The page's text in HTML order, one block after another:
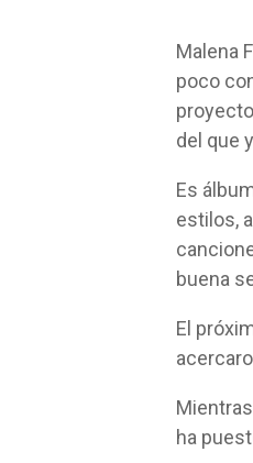
Malena
poco
del que
Es
estilos,
buena
El
ha